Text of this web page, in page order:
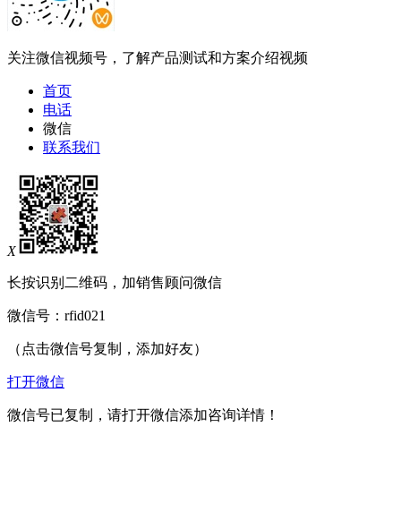
关注微信视频号，了解产品测试和方案介绍视频
首页
电话
微信
联系我们
X
长按识别二维码，加销售顾问微信
微信号： rfid021
（点击微信号复制，添加好友）
打开微信
微信号已复制，请打开微信添加咨询详情！